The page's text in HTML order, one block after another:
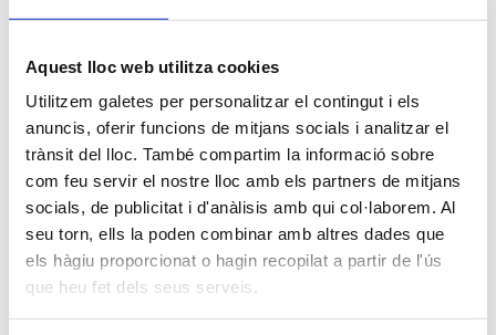
Aquest lloc web utilitza cookies
Utilitzem galetes per personalitzar el contingut i els
anuncis, oferir funcions de mitjans socials i analitzar el
trànsit del lloc. També compartim la informació sobre
com feu servir el nostre lloc amb els partners de mitjans
socials, de publicitat i d'anàlisis amb qui col·laborem. Al
seu torn, ells la poden combinar amb altres dades que
els hàgiu proporcionat o hagin recopilat a partir de l'ús
que heu fet dels seus serveis.
Han gaudit d’una visita lliure pel Museu i
de les seves escultures de xocolata. Han
visionat una projecció de l’orígen del
cacao i tot seguit han fet un taller on
han elaborat figuretes de xocolata amb
un motlle i figuretes pròpies. Han
disfrutat moltíssim d’aquesta activitat on
han pogut tastar les seves pròpies
creacions!